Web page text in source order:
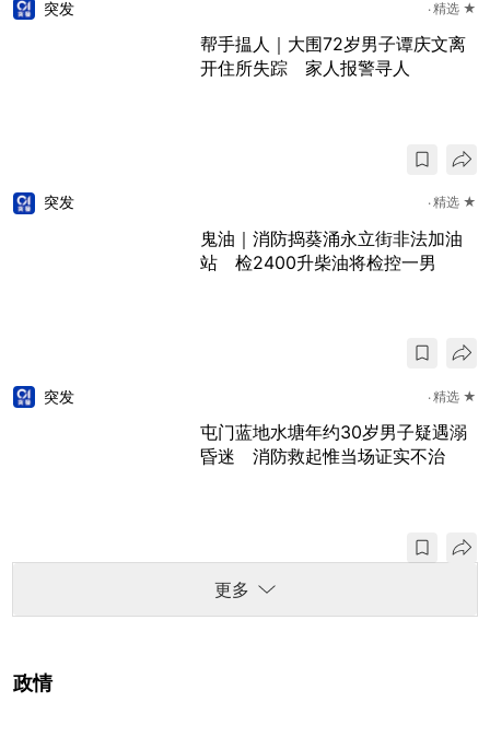
更多
突发 精选 ★
帮手揾人｜大围72岁男子谭庆文离
开住所失踪 家人报警寻人
突发 精选 ★
鬼油｜消防捣葵涌永立街非法加油
站 检2400升柴油将检控一男
突发 精选 ★
屯门蓝地水塘年约30岁男子疑遇溺
昏迷 消防救起惟当场证实不治
政情